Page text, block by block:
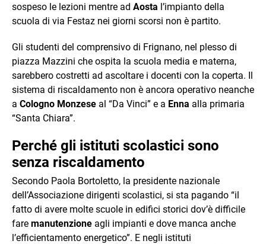
sospeso le lezioni mentre ad Aosta l’impianto della
scuola di via Festaz nei giorni scorsi non è partito.
Gli studenti del comprensivo di Frignano, nel plesso di
piazza Mazzini che ospita la scuola media e materna,
sarebbero costretti ad ascoltare i docenti con la coperta. Il
sistema di riscaldamento non è ancora operativo neanche
a Cologno Monzese al “Da Vinci” e a Enna alla primaria
“Santa Chiara”.
Perché gli istituti scolastici sono
senza riscaldamento
Secondo Paola Bortoletto, la presidente nazionale
dell’Associazione dirigenti scolastici, si sta pagando “il
fatto di avere molte scuole in edifici storici dov’è difficile
fare manutenzione agli impianti e dove manca anche
l’efficientamento energetico”. E negli istituti